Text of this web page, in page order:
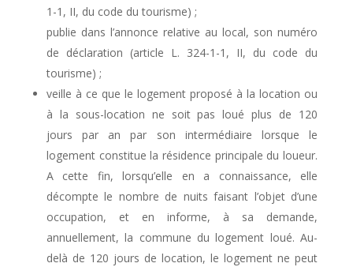
1-1, II, du code du tourisme) ;
publie dans l’annonce relative au local, son numéro
de déclaration (article L. 324-1-1, II, du code du
tourisme) ;
veille à ce que le logement proposé à la location ou
à la sous-location ne soit pas loué plus de 120
jours par an par son intermédiaire lorsque le
logement constitue la résidence principale du loueur.
A cette fin, lorsqu’elle en a connaissance, elle
décompte le nombre de nuits faisant l’objet d’une
occupation, et en informe, à sa demande,
annuellement, la commune du logement loué. Au-
delà de 120 jours de location, le logement ne peut